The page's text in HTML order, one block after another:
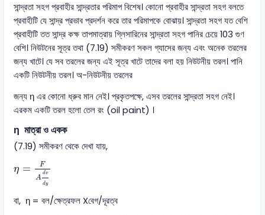
সান্দ্রতা সহগ প্রবাহীর সান্দ্রতার পরিমাপ বিশেষ। কোনো প্রবাহীর সান্দ্রতা সহগ বলতে
প্রবাহীটি যে সান্দ্র প্রভাব প্রদর্শন করে তার পরিমাপকে বোঝায়। সান্দ্রতা সহগ যত বেশি
প্রবাহীটি তত সান্দ্র কক্ষ তাপমাত্রায় গ্লিসারিনের সান্দ্রতা সহগ পানির চেয়ে 103 গুণ
বেশি। নিউটনের সূত্র তথা (7.19) সমীকরণ সকল গ্যাসের জন্য এবং অনেক তরলের
জন্য খাটে। যে সব তরলের জন্য এই সূত্র খাটে তাদের বলা হয় নিউটনীয় তরল। পানি
একটি নিউটনীয় তরল। অ-নিউটনীয় তরলের
জন্য η এর কোনো ধ্রুব মান নেই। প্রকৃতপক্ষে, এসব তরলের সান্দ্রতা সহগ নেই।
এরকম একটি তরল হলো তেল রং (oil paint) ।
η মাত্রা ও একক
(7.19) সমীকরণ থেকে দেখা যায়,
η =
F
A
dv
dy
d
বা, η = বল/ক্ষেত্রফল Xবেগ/দূরত্ব